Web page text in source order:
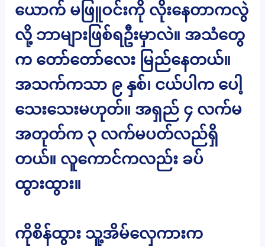
ယောက် မဖြူဝင်းကို လိုးနေတာကလွဲ
လို့ ဘာများဖြစ်ရဦးမှာလဲ။ အသံတွေ
က တော်တော်လေး မြည်နေတယ်။
အသက်ကသာ ၉ နှစ်၊ ငယ်ပါက ပေါ့
သေးသေးမဟုတ်။ အရှည် ၄ လက်မ
အတုတ်က ၃ လက်မပတ်လည်ရှိ
တယ်။ လူကောင်ကလည်း ခပ်
ထွားထွား။
ကိုစိန်ထွား သူ့အိမ်လှေကားက